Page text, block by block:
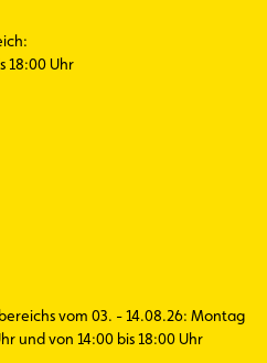
18:00 Uhr
vom 03. - 14.08.26: Montag
und von 14:00 bis 18:00 Uhr